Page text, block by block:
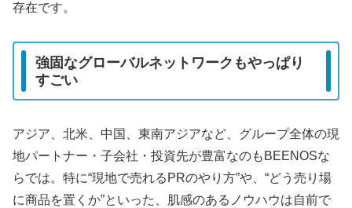
存在です。
強固なグローバルネットワークもやっぱり
すごい
アジア、北米、中国、東南アジアなど、グループ全体の現
地パートナー・子会社・投資先が豊富なのもBEENOSな
らでは。特に“現地で売れるPRのやり方”や、“どう売り場
に商品を置くか”といった、肌感のあるノウハウは自前で